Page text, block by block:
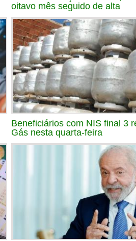
oitavo mês seguido de alta
Beneficiários com NIS final 3
Gás nesta quarta-feira